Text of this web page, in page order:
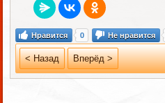
Нравится 0 Не нравится
< Назад Вперёд >